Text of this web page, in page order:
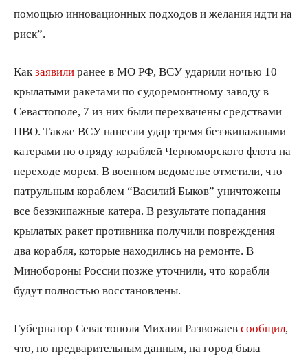
помощью инновационных подходов и желания идти на
риск”.
Как заявили ранее в МО РФ, ВСУ ударили ночью 10
крылатыми ракетами по судоремонтному заводу в
Севастополе, 7 из них были перехвачены средствами
ПВО. Также ВСУ нанесли удар тремя безэкипажными
катерами по отряду кораблей Черноморского флота на
переходе морем. В военном ведомстве отметили, что
патрульным кораблем “Василий Быков” уничтожены
все безэкипажные катера. В результате попадания
крылатых ракет противника получили повреждения
два корабля, которые находились на ремонте. В
Минобороны России позже уточнили, что корабли
будут полностью восстановлены.
Губернатор Севастополя Михаил Развожаев сообщил
что, по предварительным данным, на город была